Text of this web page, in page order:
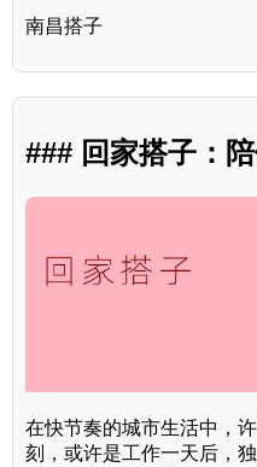
南昌搭子
### 回家搭子：
在快节奏的城市生活中，
刻，或许是工作一天后，